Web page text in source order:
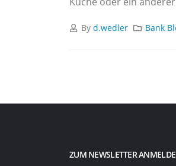
Byd.wedler Bank
ZUM NEWSLETTER